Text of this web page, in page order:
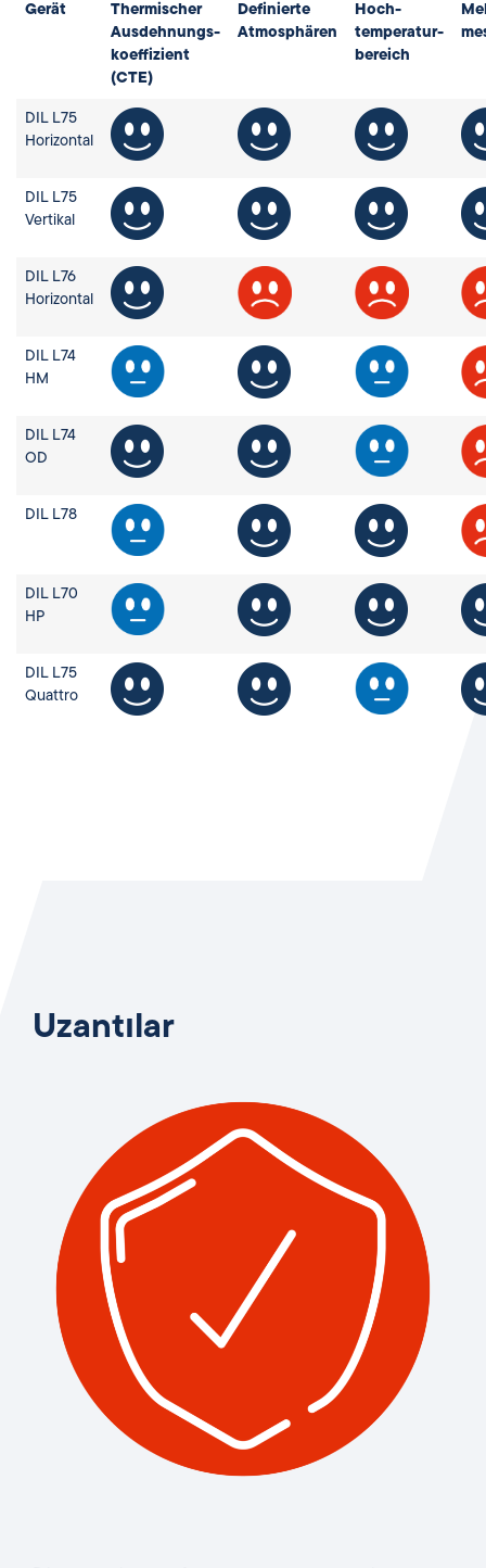
Gerät
Thermischer
Ausdehnungs-
koeffizient
(CTE)
Definierte
Atmosphären
Hoch­
temperatur­
bereich
DIL L75
Horizontal
DIL L75
Vertikal
DIL L76
Horizontal
DIL L74
HM
DIL L74
OD
DIL L78
DIL L70
HP
DIL L75
Quattro
Uzantılar